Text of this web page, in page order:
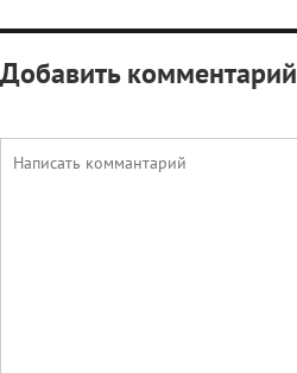
Добавить комментарий